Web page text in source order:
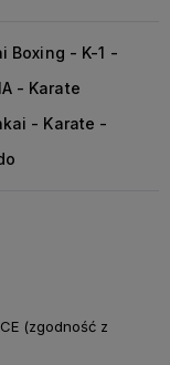
Boxing - K-1 -
- Karate
- Karate -
(zgodność z